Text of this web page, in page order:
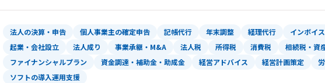
法人の決算・申告 個人事業主の確定申告 記帳代行 年末調整 経理代行 インボイ
起業・会社設立
法人成り 事業承継・M&A 法人税 所得税 消費税 相続税・資
ファイナンシャルプラン
資金調達・補助金・助成金 経営アドバイス 経営計画策定
ソフトの導入運用支援